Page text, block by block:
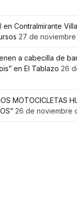
en Contralmirante
27 de
a cabecilla de
en El Tablazo 26
MOTOCICLETAS
26 de noviembre